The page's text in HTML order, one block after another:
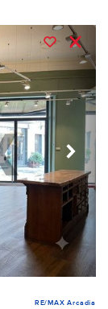
RE/MAX Arcadia